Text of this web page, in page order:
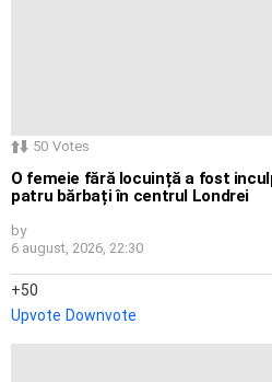
50 Votes
O femeie fără locuință a fost
patru bărbați în centrul Londrei
by
6 august, 2026, 22:30
50
Upvote Downvote